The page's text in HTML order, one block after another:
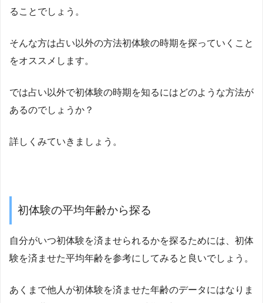
ることでしょう。
そんな方は占い以外の方法初体験の時期を探っていくこと
をオススメします。
では占い以外で初体験の時期を知るにはどのような方法が
あるのでしょうか？
詳しくみていきましょう。
初体験の平均年齢から探る
自分がいつ初体験を済ませられるかを探るためには、初体
験を済ませた平均年齢を参考にしてみると良いでしょう。
あくまで他人が初体験を済ませた年齢のデータにはなりま